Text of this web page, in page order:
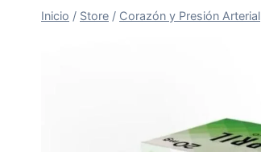
Inicio / Store / Corazón y Presión Arterial